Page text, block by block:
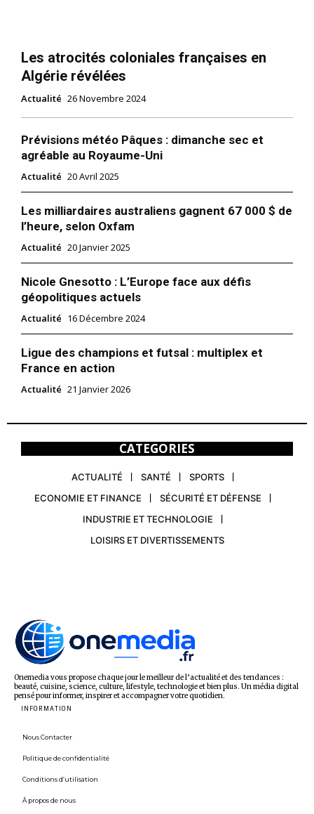
Les atrocités coloniales françaises en
Algérie révélées
Actualité 26 Novembre 2024
Prévisions météo Pâques : dimanche sec et
agréable au Royaume-Uni
Actualité 20 Avril 2025
Les milliardaires australiens gagnent 67 000 $ de
l’heure, selon Oxfam
Actualité 20 Janvier 2025
Nicole Gnesotto : L’Europe face aux défis
géopolitiques actuels
Actualité 16 Décembre 2024
Ligue des champions et futsal : multiplex et
France en action
Actualité 21 Janvier 2026
CATEGORIES
ACTUALITÉ SANTÉ
SPORTS
ECONOMIE ET FINANCE
SÉCURITÉ ET DÉFENSE
INDUSTRIE ET TECHNOLOGIE
LOISIRS ET DIVERTISSEMENTS
Onemedia vous propose chaque jour le meilleur de l’actualité et des tendances :
beauté, cuisine, science, culture, lifestyle, technologie et bien plus. Un média digital
pensé pour informer, inspirer et accompagner votre quotidien.
INFORMATION
Nous Contacter
Politique de confidentialité
Conditions d’utilisation
À propos de nous